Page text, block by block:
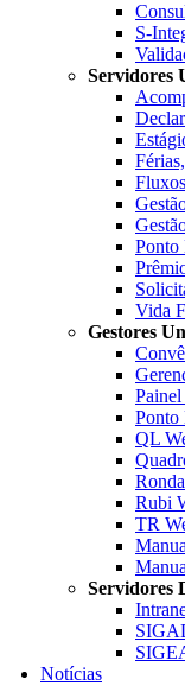
S-
Servidores
Ponto
Vida
Gestores
Ponto
QL
Rubi
TR
Servidores
Notícias